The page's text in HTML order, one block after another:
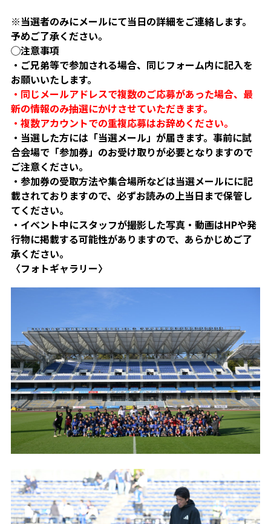
※当選者のみにメールにて当日の詳細をご連絡します。
予めご了承ください。
◯注意事項
・ご兄弟等で参加される場合、同じフォーム内に記入を
お願いいたします。
・同じメールアドレスで複数のご応募があった場合、最
新の情報のみ抽選にかけさせていただきます。
・複数アカウントでの重複応募はお辞めください。
・当選した方には「当選メール」が届きます。事前に試
合会場で「参加券」のお受け取りが必要となりますので
ご注意ください。
・参加券の受取方法や集合場所などは当選メールにに記
載されておりますので、必ずお読みの上当日まで保管し
てください。
・イベント中にスタッフが撮影した写真・動画はHPや発
行物に掲載する可能性がありますので、あらかじめご了
承ください。
〈フォトギャラリー〉